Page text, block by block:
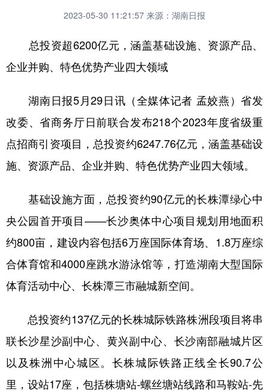
2023-05-30 11:21:57 来源：湖南日报
总投资超6200亿元，涵盖基础设施、资源产品、
企业并购、特色优势产业四大领域
湖南日报5月29日讯（全媒体记者 孟姣燕）省发
改委、省商务厅日前联合发布218个2023年度省级重
点招商引资项目，总投资约6247.76亿元，涵盖基础设
施、资源产品、企业并购、特色优势产业四大领域。
基础设施方面，总投资约90亿元的长株潭绿心中
央公园首开项目——长沙奥体中心项目规划用地面积
约800亩，建设内容包括6万座国际体育场、1.8万座综
合体育馆和4000座跳水游泳馆等，打造湖南大型国际
体育活动中心、长株潭三市融城新空间。
总投资约137亿元的长株城际铁路株洲段项目将串
联长沙星沙副中心、黄兴副中心、长沙南部融城片区
以及株洲中心城区。长株城际铁路正线全长90.7公
里，设站17座，包括株塘站-螺丝塘站线路和马鞍站-先